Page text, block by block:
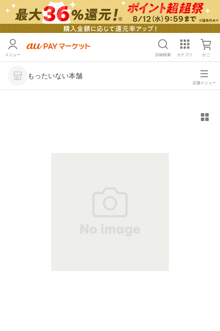
メニュー 詳細検索 カテゴリ かご
もったいない本舗
店舗メニュー